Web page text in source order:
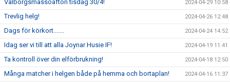
Valborgsmässoafton tisdag 30/4! 2024-04-29 10:58
Trevlig helg! 2024-04-26 12:48
Dags för körkort....... 2024-04-24 14:52
Idag ser vi till att alla Joynar Husie IF! 2024-04-19 11:41
Ta kontroll över din elförbrukning! 2024-04-18 12:50
Många matcher i helgen både på hemma och bortaplan! 2024-04-16 11:37